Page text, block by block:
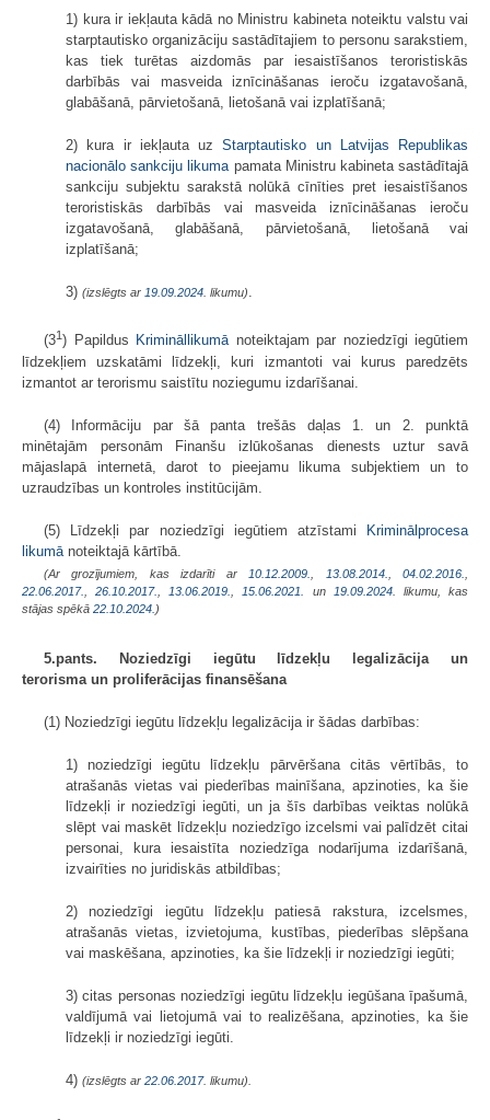
1) kura ir iekļauta kādā no Ministru kabineta noteiktu valstu vai
starptautisko organizāciju sastādītajiem to personu sarakstiem,
kas tiek turētas aizdomās par iesaistīšanos teroristiskās
darbībās vai masveida iznīcināšanas ieroču izgatavošanā,
glabāšanā, pārvietošanā, lietošanā vai izplatīšanā;
2) kura ir iekļauta uzStarptautisko un Latvijas Republikas
nacionālo sankciju likumapamata Ministru kabineta sastādītajā
sankciju subjektu sarakstā nolūkā cīnīties pret iesaistīšanos
teroristiskās darbībās vai masveida iznīcināšanas ieroču
izgatavošanā, glabāšanā, pārvietošanā, lietošanā vai
izplatīšanā;
3) (izslēgts ar 19.09.2024 . likumu).
(31 ) Papildus Krimināllikumānoteiktajam par noziedzīgi iegūtiem
līdzekļiem uzskatāmi līdzekļi, kuri izmantoti vai kurus paredzēts
izmantot ar terorismu saistītu noziegumu izdarīšanai.
(4) Informāciju par šā panta trešās daļas 1. un 2. punktā
minētajām personām Finanšu izlūkošanas dienests uztur savā
mājaslapā internetā, darot to pieejamu likuma subjektiem un to
uzraudzības un kontroles institūcijām.
(5) Līdzekļi par noziedzīgi iegūtiem atzīstami Kriminālprocesa
likumā noteiktajā kārtībā.
(Ar grozījumiem, kas izdarīti ar 10.12.2009. 13.08.2014. ,04.02.2016.
22.06.2017.
,26.10.2017. 13.06.2019. 15.06.2021. un 19.09.2024. likumu, kas
stājas spēkā 22.10.2024. )
5.pants. Noziedzīgi iegūtu līdzekļu legalizācija un
terorisma un proliferācijas finansēšana
(1) Noziedzīgi iegūtu līdzekļu legalizācija ir šādas darbības:
1) noziedzīgi iegūtu līdzekļu pārvēršana citās vērtībās, to
atrašanās vietas vai piederības mainīšana, apzinoties, ka šie
līdzekļi ir noziedzīgi iegūti, un ja šīs darbības veiktas nolūkā
slēpt vai maskēt līdzekļu noziedzīgo izcelsmi vai palīdzēt citai
personai, kura iesaistīta noziedzīga nodarījuma izdarīšanā,
izvairīties no juridiskās atbildības;
2) noziedzīgi iegūtu līdzekļu patiesā rakstura, izcelsmes,
atrašanās vietas, izvietojuma, kustības, piederības slēpšana
vai maskēšana, apzinoties, ka šie līdzekļi ir noziedzīgi iegūti;
3) citas personas noziedzīgi iegūtu līdzekļu iegūšana īpašumā,
valdījumā vai lietojumā vai to realizēšana, apzinoties, ka šie
līdzekļi ir noziedzīgi iegūti.
4) (izslēgts ar 22.06.2017. likumu).